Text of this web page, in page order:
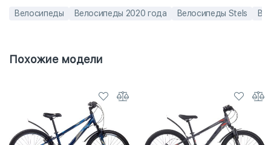
Велосипеды Велосипеды 2020 года Велосипеды Stels
Похожие модели